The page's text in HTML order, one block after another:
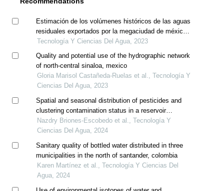
Estimación de los volúmenes históricos de las aguas
residuales exportados por la megaciudad de méxico
al valle del mezquital desde 1985 a 2020
Tecnología Y Ciencias Del Agua, 2023
Quality and potential use of the hydrographic network
of north-central sinaloa, mexico
Gloria Marisol Castañeda-Ruelas et al., Tecnología Y
Ciencias Del Agua, 2023
Spatial and seasonal distribution of pesticides and
clustering contamination status in a reservoir
(northeastern mexico): spatial analysis and
multivariate approach
Nazdry Briones-Escobedo et al., Tecnología Y
Ciencias Del Agua, 2024
Sanitary quality of bottled water distributed in three
municipalities in the north of santander, colombia
Karen Martínez et al., Tecnología Y Ciencias Del
Agua, 2024